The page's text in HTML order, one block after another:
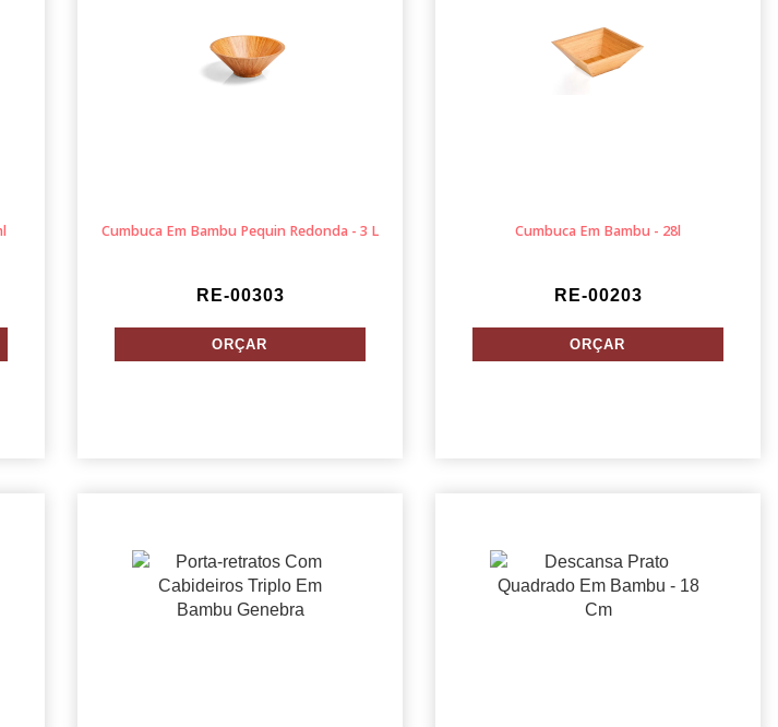
Cumbuca Em Bambu Pequin Redonda - 3 L
RE-00303
Cumbuca Em Bambu - 28l
RE-00203